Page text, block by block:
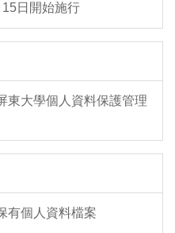
日開始施行
東大學個人資料保護管理
有個人資料檔案